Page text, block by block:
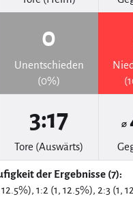
0
Unentschieden
(0%)
3:17
Tore (Auswärts)
⌀
der Ergebnisse (7):
1:2 (1, 12.5%), 2:3 (1,